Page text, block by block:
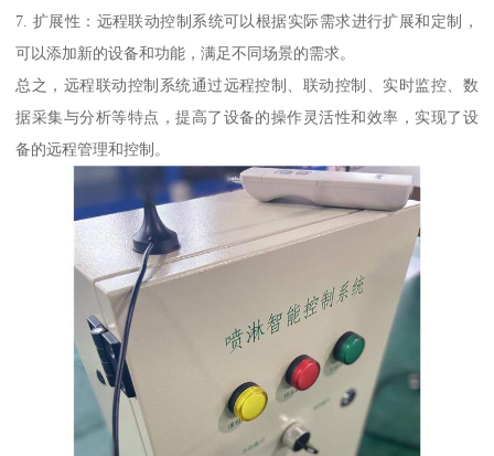
7. 扩展性：远程联动控制系统可以根据实际需求进行扩展和定制，
可以添加新的设备和功能，满足不同场景的需求。
总之，远程联动控制系统通过远程控制、联动控制、实时监控、数
据采集与分析等特点，提高了设备的操作灵活性和效率，实现了设
备的远程管理和控制。